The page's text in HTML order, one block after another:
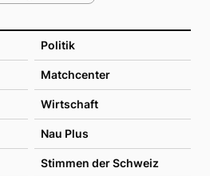
Politik
Matchcenter
Wirtschaft
Nau Plus
Stimmen der Schweiz